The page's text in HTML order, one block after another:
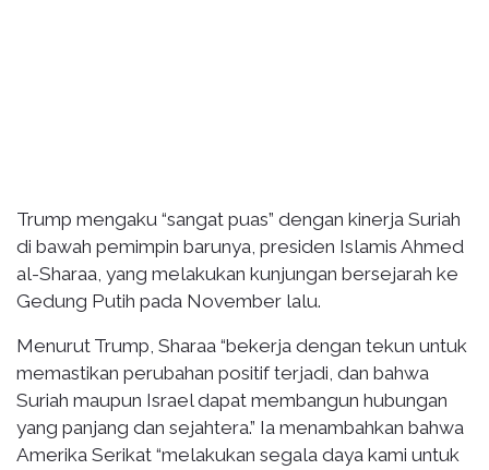
Trump mengaku “sangat puas” dengan kinerja Suriah
di bawah pemimpin barunya, presiden Islamis Ahmed
al-Sharaa, yang melakukan kunjungan bersejarah ke
Gedung Putih pada November lalu.
Menurut Trump, Sharaa “bekerja dengan tekun untuk
memastikan perubahan positif terjadi, dan bahwa
Suriah maupun Israel dapat membangun hubungan
yang panjang dan sejahtera.” Ia menambahkan bahwa
Amerika Serikat “melakukan segala daya kami untuk